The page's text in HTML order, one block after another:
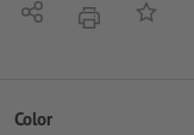
CompartirimprimirAñadir
Color